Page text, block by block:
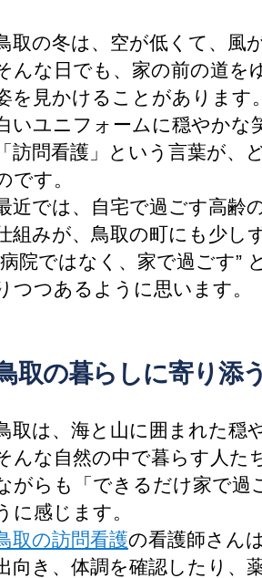
取の冬は、空が低くて、風
んな日でも、家の前の道を
を見かけることがあります。
いユニフォームに穏やかな
「訪問看護」という言葉が
です。
近では、自宅で過ごす高齢
組みが、鳥取の町にも少し
病院ではなく、家で過ごす”
つつあるように思います。
取の暮らしに寄り添
取は、海と山に囲まれた穏
んな自然の中で暮らす人た
がらも「できるだけ家で過
に感じます。
取の訪問看護の看護師さん
向き、体調を確認したり、